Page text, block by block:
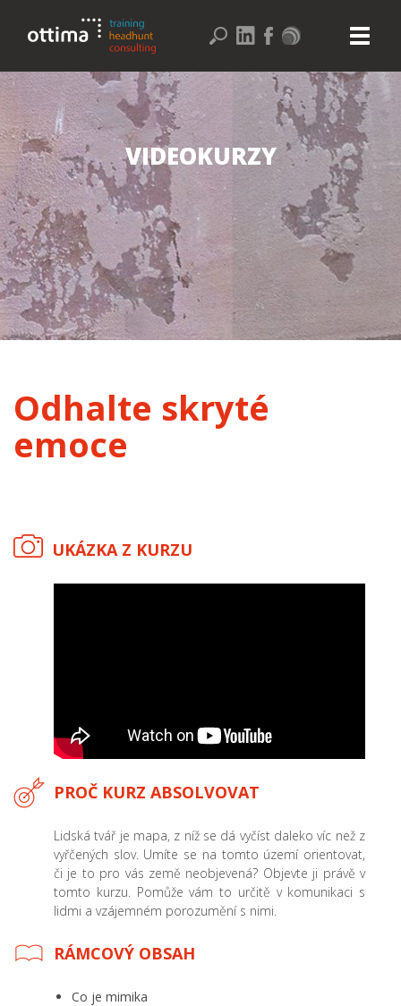
VIDEOKURZY
Odhalte skryté
emoce
UKÁZKA Z KURZU
PROČ KURZ ABSOLVOVAT
Lidská tvář je mapa, z níž se dá vyčíst daleko víc než z
vyřčených slov. Umíte se na tomto území orientovat,
či je to pro vás země neobjevená? Objevte ji právě v
tomto kurzu. Pomůže vám to určitě v komunikaci s
lidmi a vzájemném porozumění s nimi.
RÁMCOVÝ OBSAH
Co je mimika